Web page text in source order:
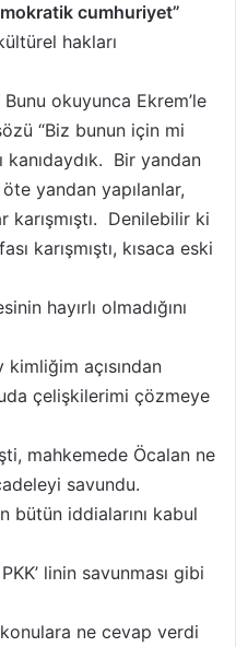
cumhuriyet”
hakları
okuyunca Ekrem’le
“Biz bunun için mi
kanıdaydık. Bir yandan
öte yandan yapılanlar,
karışmıştı. Denilebilir ki
karışmıştı, kısaca eski
hayırlı olmadığını
açısından
çelişkilerimi çözmeye
mahkemede Öcalan ne
savundu.
bütün iddialarını kabul
linin savunması gibi
ne cevap verdi